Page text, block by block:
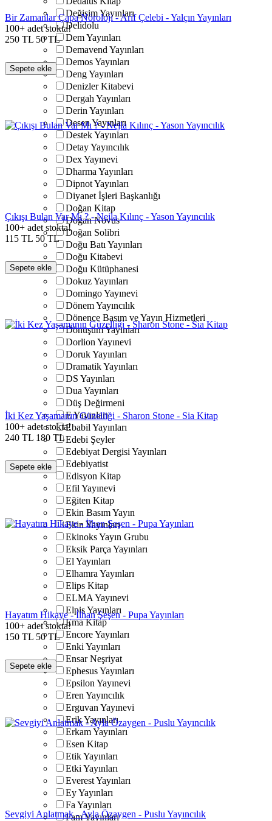
Değişim Yayınları
Delidolu
Dem Yayınları
Demavend Yayınları
Demos Yayınları
Deng Yayınları
Denizler Kitabevi
Dergah Yayınları
Derin Yayınları
Desen Yayınları
Destek Yayınları
Detay Yayıncılık
Dex Yayınevi
Dharma Yayınları
Dipnot Yayınları
Diyanet İşleri Başkanlığı
Doğan Kitap
Doğan Novus
Doğan Solibri
Doğu Batı Yayınları
Doğu Kitabevi
Doğu Kütüphanesi
Dokuz Yayınları
Domingo Yayınevi
Dönem Yayıncılık
Dönence Basım ve Yayın Hizmetleri
Dönüşüm Yayınları
Dorlion Yayınevi
Doruk Yayınları
Dramatik Yayınları
DS Yayınları
Dua Yayınları
Düş Değirmeni
E Yayınları
Ebabil Yayınları
Edebi Şeyler
Edebiyat Dergisi Yayınları
Edebiyatist
Edisyon Kitap
Efil Yayınevi
Eğiten Kitap
Ekin Basım Yayın
Ekin Yayınları
Ekinoks Yayın Grubu
Eksik Parça Yayınları
El Yayınları
Elhamra Yayınları
Elips Kitap
ELMA Yayınevi
Elpis Yayınları
Ema Kitap
Encore Yayınları
Enki Yayınları
Ensar Neşriyat
Ephesus Yayınları
Epsilon Yayınevi
Eren Yayıncılık
Erguvan Yayınevi
Erik Yayınları
Erkam Yayınları
Esen Kitap
Etik Yayınları
Etki Yayınları
Everest Yayınları
Ey Yayınları
Fa Yayınları
Fam Yayınları
Bir Zamanlar Çapa Nöroloji - Arif Çelebi - Yalçın Yayınları
100+ adet stokta!
250 TL 50 TL
Sepete ekle
Çıkışı Bulan Var Mı ? - Nejla Kılınç - Yason Yayıncılık
100+ adet stokta!
115 TL 50 TL
Sepete ekle
İki Kez Yaşamanın Güzelliği - Sharon Stone - Sia Kitap
100+ adet stokta!
240 TL 180 TL
Sepete ekle
Hayatım Hikaye - İlhan Şeşen - Pupa Yayınları
100+ adet stokta!
150 TL 50 TL
Sepete ekle
Sevgiyi Anlatmak - Ayla Özaygen - Puslu Yayıncılık